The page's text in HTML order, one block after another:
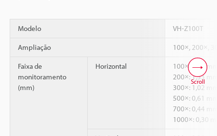
Modelo VH-Z100T
Ampliação 100×, 200×,
Faixa de
monitoramento
(mm)
Horizontal
100×: 3,05
200×: 1,53
300×: 1,02
500×: 0,61
700×: 0,44
1000×: 0,30
Scroll